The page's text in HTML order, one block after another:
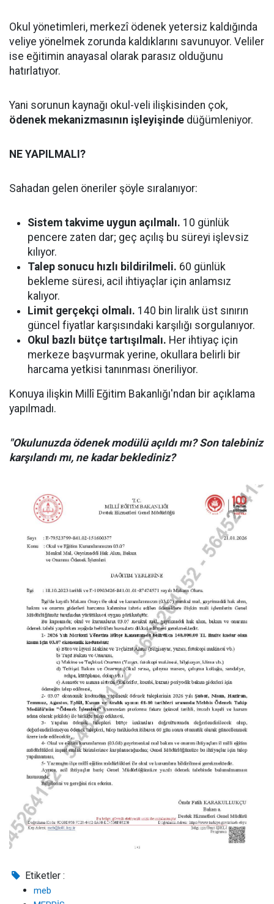
Okul yönetimleri, merkezî ödenek yetersiz kaldığında
veliye yönelmek zorunda kaldıklarını savunuyor. Veliler
ise eğitimin anayasal olarak parasız olduğunu
hatırlatıyor.
Yani sorunun kaynağı okul-veli ilişkisinden çok,
ödenek mekanizmasının işleyişinde düğümleniyor.
NE YAPILMALI?
Sahadan gelen öneriler şöyle sıralanıyor:
Sistem takvime uygun açılmalı. 10 günlük
pencere zaten dar; geç açılış bu süreyi işlevsiz
kılıyor.
Talep sonucu hızlı bildirilmeli. 60 günlük
bekleme süresi, acil ihtiyaçlar için anlamsız
kalıyor.
Limit gerçekçi olmalı. 140 bin liralık üst sınırın
güncel fiyatlar karşısındaki karşılığı sorgulanıyor.
Okul bazlı bütçe tartışılmalı. Her ihtiyaç için
merkeze başvurmak yerine, okullara belirli bir
harcama yetkisi tanınması öneriliyor.
Konuya ilişkin Millî Eğitim Bakanlığı'ndan bir açıklama
yapılmadı.
"Okulunuzda ödenek modülü açıldı mı? Son talebiniz
karşılandı mı, ne kadar beklediniz?
Etiketler :
meb